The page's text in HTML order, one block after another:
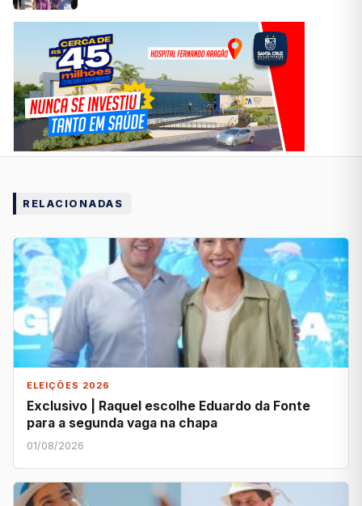
RELACIONADAS
ELEIÇÕES 2026
Exclusivo | Raquel escolhe Eduardo da Fonte
para a segunda vaga na chapa
01/08/2026